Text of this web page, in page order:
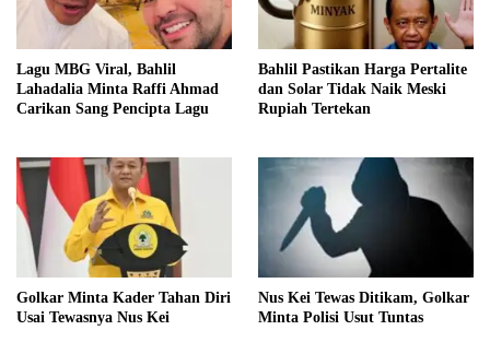
Lagu MBG Viral, Bahlil
Lahadalia Minta Raffi Ahmad
Carikan Sang Pencipta Lagu
Bahlil Pastikan Harga Pertalite
dan Solar Tidak Naik Meski
Rupiah Tertekan
Golkar Minta Kader Tahan Diri
Usai Tewasnya Nus Kei
Nus Kei Tewas Ditikam, Golkar
Minta Polisi Usut Tuntas